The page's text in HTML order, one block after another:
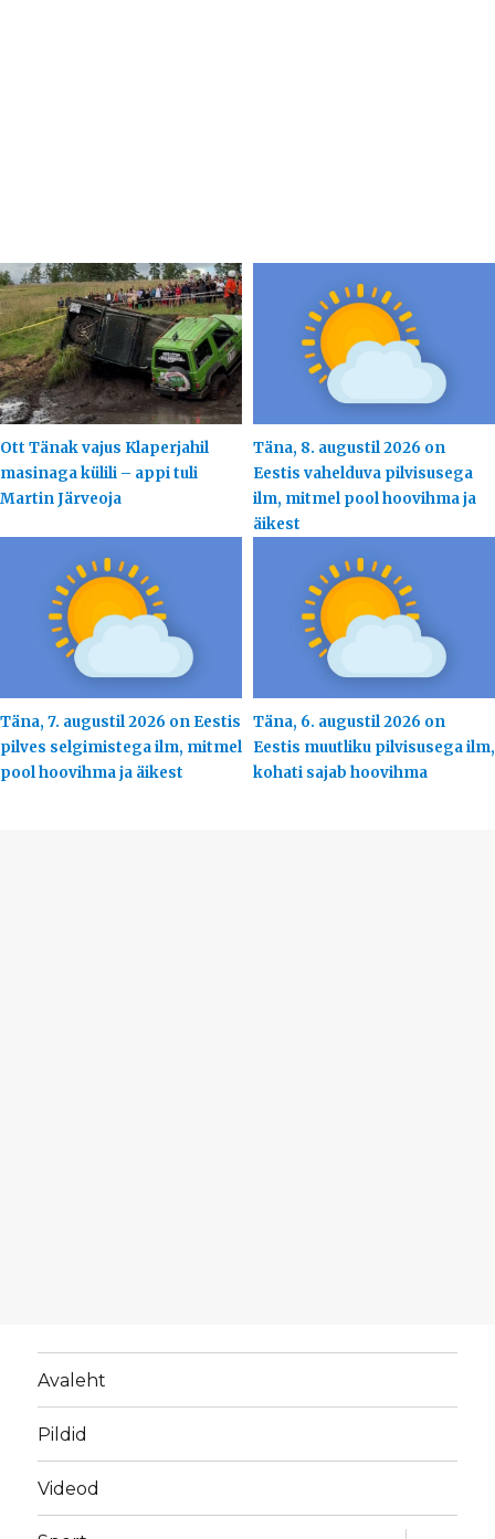
Ott Tänak vajus Klaperjahil
masinaga külili – appi tuli
Martin Järveoja
Täna, 8. augustil 2026 on
Eestis vahelduva pilvisusega
ilm, mitmel pool hoovihma ja
äikest
Täna, 7. augustil 2026 on Eestis
pilves selgimistega ilm, mitmel
pool hoovihma ja äikest
Täna, 6. augustil 2026 on
Eestis muutliku pilvisusega ilm,
kohati sajab hoovihma
Avaleht
Pildid
Videod